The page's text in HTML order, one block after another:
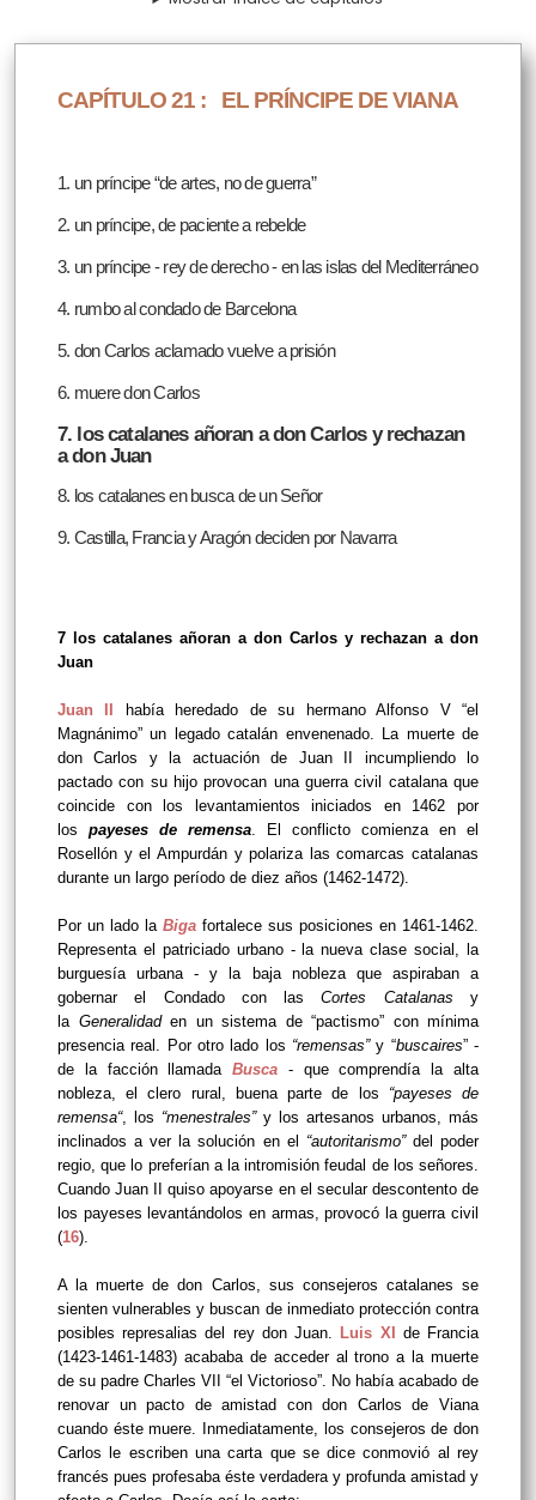
CAPÍTULO 21 : EL PRÍNCIPE DE VIANA
1. un príncipe “de artes, no de guerra”
2. un príncipe, de paciente a rebelde
3. un príncipe - rey de derecho - en las islas del Mediterráneo
4. rumbo al condado de Barcelona
5. don Carlos aclamado vuelve a prisión
6. muere don Carlos
7. los catalanes añoran a don Carlos y rechazan
a don Juan
8. los catalanes en busca de un Señor
9. Castilla, Francia y Aragón deciden por Navarra
7 los catalanes añoran a don Carlos y rechazan a don
Juan
Juan II
había heredado de su hermano Alfonso V “el
Magnánimo” un legado catalán envenenado. La muerte de
don Carlos y la actuación de Juan II incumpliendo lo
pactado con su hijo provocan una guerra civil catalana que
coincide con los levantamientos iniciados en 1462 por
los payeses de remensa. El conflicto comienza en el
Rosellón y el Ampurdán y polariza las comarcas catalanas
durante un largo período de diez años (1462-1472).
Por un lado la Biga fortalece sus posiciones en 1461-1462.
Representa el patriciado urbano - la nueva clase social, la
burguesía urbana - y la baja nobleza que aspiraban a
gobernar el Condado con lasCortes Catalanas y
la Generalidaden un sistema de “pactismo” con mínima
presencia real. Por otro lado los “remensas”y “buscaires” -
de la facción llamadaBusca - que comprendía la alta
nobleza, el clero rural, buena parte de los “payeses de
remensa“, los “menestrales”y los artesanos urbanos, más
inclinados a ver la solución en el
“autoritarismo”del poder
regio, que lo preferían a la intromisión feudal de los señores.
Cuando Juan II quiso apoyarse en el secular descontento de
los payeses levantándolos en armas, provocó la guerra civil
(16).
A la muerte de don Carlos, sus consejeros catalanes se
sienten vulnerables y buscan de inmediato protección contra
posibles represalias del rey don Juan. Luis XI de Francia
(1423-1461-1483) acababa de acceder al trono a la muerte
de su padre Charles VII “el Victorioso”. No había acabado de
renovar un pacto de amistad con don Carlos de Viana
cuando éste muere. Inmediatamente, los consejeros de don
Carlos le escriben una carta que se dice conmovió al rey
francés pues profesaba éste verdadera y profunda amistad y